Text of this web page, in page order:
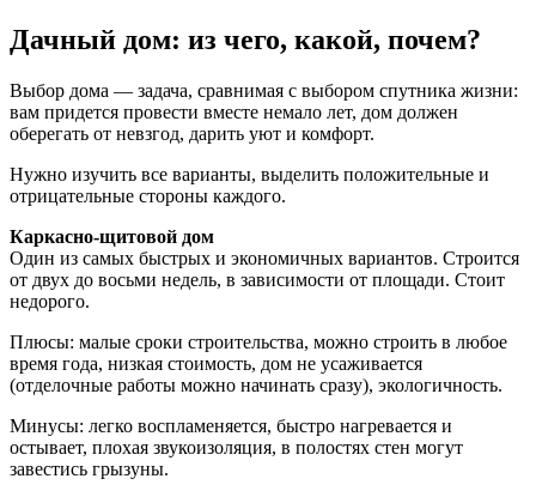
Дачный дом: из чего, какой, почем?
Выбор дома — задача, сравнимая с выбором спутника жизни:
вам придется провести вместе немало лет, дом должен
оберегать от невзгод, дарить уют и комфорт.
Нужно изучить все варианты, выделить положительные и
отрицательные стороны каждого.
Каркасно-щитовой дом
Один из самых быстрых и экономичных вариантов. Строится
от двух до восьми недель, в зависимости от площади. Стоит
недорого.
Плюсы: малые сроки строительства, можно строить в любое
время года, низкая стоимость, дом не усаживается
(отделочные работы можно начинать сразу), экологичность.
Минусы: легко воспламеняется, быстро нагревается и
остывает, плохая звукоизоляция, в полостях стен могут
завестись грызуны.